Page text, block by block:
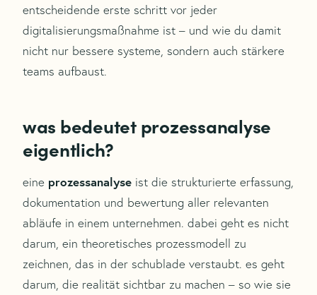
entscheidende erste schritt vor jeder
digitalisierungsmaßnahme ist – und wie du damit
nicht nur bessere systeme, sondern auch stärkere
teams aufbaust.
was bedeutet prozessanalyse
eigentlich?
eine prozessanalyse ist die strukturierte erfassung,
dokumentation und bewertung aller relevanten
abläufe in einem unternehmen. dabei geht es nicht
darum, ein theoretisches prozessmodell zu
zeichnen, das in der schublade verstaubt. es geht
darum, die realität sichtbar zu machen – so wie sie